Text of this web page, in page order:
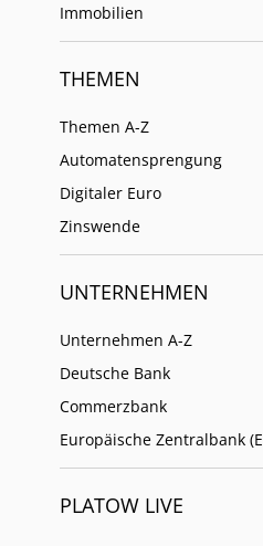
Immobilien
THEMEN
Themen A-Z
Automatensprengung
Digitaler Euro
Zinswende
UNTERNEHMEN
Unternehmen A-Z
Deutsche Bank
Commerzbank
Europäische Zentralbank
PLATOW LIVE